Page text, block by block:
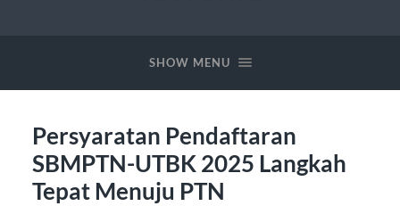
SHOW MENU
Persyaratan Pendaftaran
SBMPTN-UTBK 2025 Langkah
Tepat Menuju PTN